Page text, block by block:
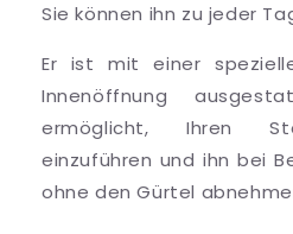
Sie können ihn zu jeder
Er ist mit einer
Innenöffnung
ermöglicht, Ihren
einzuführen und ihn bei
ohne den Gürtel